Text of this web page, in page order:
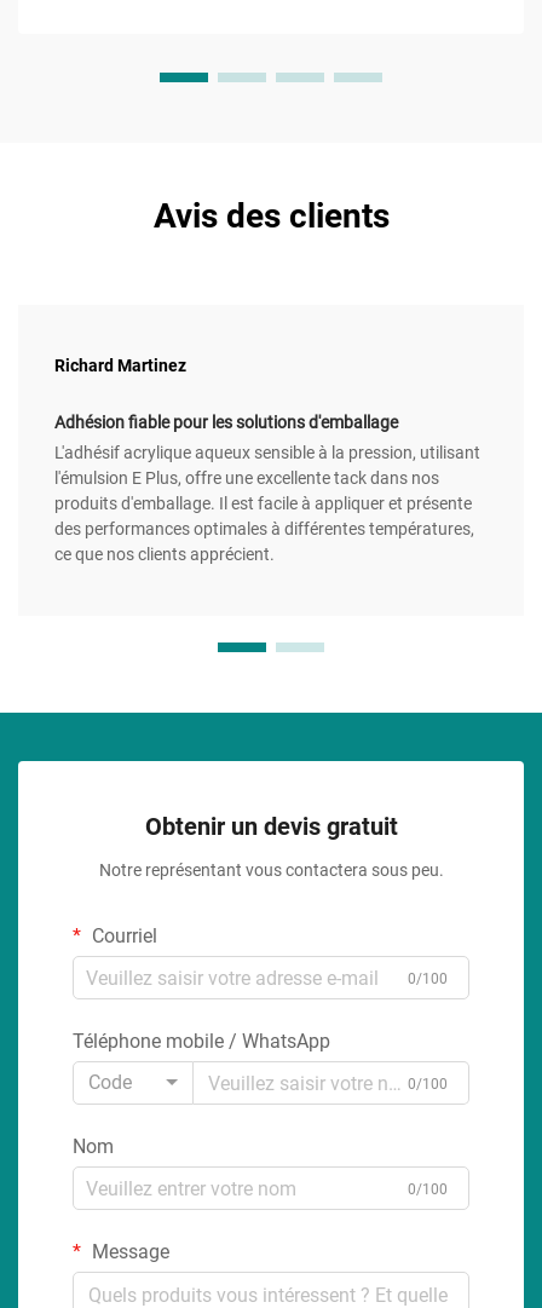
Avis des clients
Richard Martinez
Adhésion fiable pour les solutions d'emballage
L'adhésif acrylique aqueux sensible à la pression, utilisant
l'émulsion E Plus, offre une excellente tack dans nos
produits d'emballage. Il est facile à appliquer et présente
des performances optimales à différentes températures,
ce que nos clients apprécient.
Obtenir un devis gratuit
Notre représentant vous contactera sous peu.
Courriel
0/100
Téléphone mobile / WhatsApp
Code
0/100
Nom
0/100
Message